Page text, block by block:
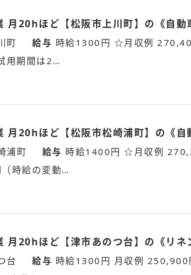
月20hほど【松阪市上川町】の《自動
町 給与 時給1300円 ☆月収例
用期間は2…
月20hほど【松阪市松崎浦町】の《
浦町 給与 時給1400円 ☆月収例
時給の変動…
月20hほど【津市あのつ台】の《リネ
台 給与 時給1300円 月収例